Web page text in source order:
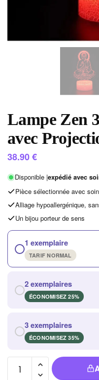
Lampe Zen
avec
38.90€
Disponible |expédié avec
Pièce sélectionnée avec soin
Alliage hypoallergénique,
Un bijou porteur de sens
1 exemplaire
TARIF NORMAL
2 exemplaires
ÉCONOMISEZ 25%
3 exemplaires
ÉCONOMISEZ 35%
de Lampe